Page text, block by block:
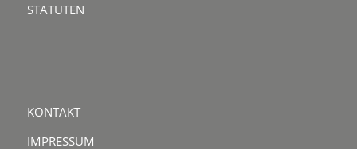
STATUTEN
KONTAKT
IMPRESSUM